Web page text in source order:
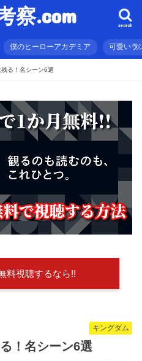
察.com search
僕のヒーローアカデミア 可愛いラ
残る！名シーン6選
料視聴するなら!!
キングダム
！名シーン6選